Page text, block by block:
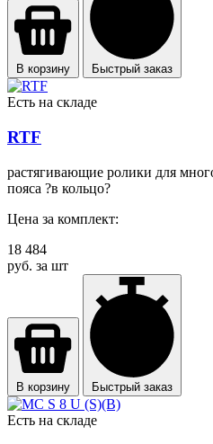
В корзину Быстрый заказ
Есть на складе
RTF
растягивающие ролики для
пояса ?в кольцо?
Цена за комплект:
18 484
руб. за шт
В корзину Быстрый заказ
Есть на складе